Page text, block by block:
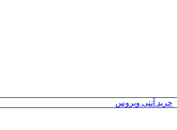
خرید آنتی ویروس